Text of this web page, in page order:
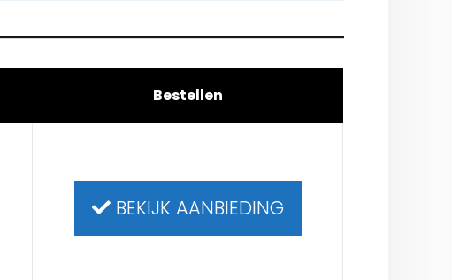
Bestellen
BEKIJK AANBIEDING